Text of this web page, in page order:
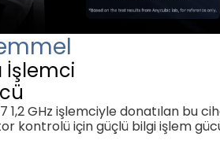
İşlemci
GHz işlemciyle donatılan bu
kontrolü için güçlü bilgi işlem